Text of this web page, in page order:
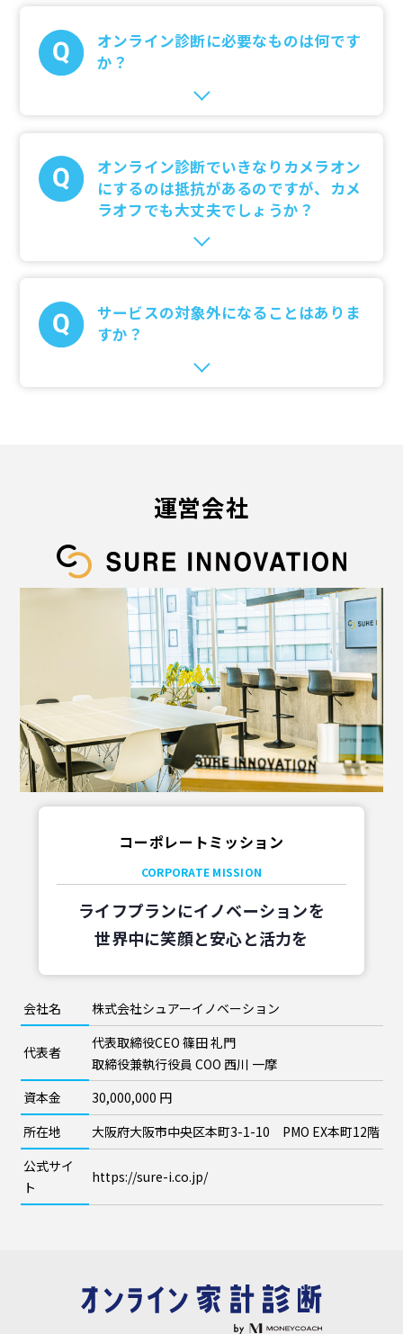
オンライン診断に必要なものは何です
か？
オンライン診断でいきなりカメラオン
にするのは抵抗があるのですが、カメ
ラオフでも大丈夫でしょうか？
サービスの対象外になることはありま
すか？
運営会社
コーポレートミッション
CORPORATE MISSION
ライフプランにイノベーションを
世界中に笑顔と安心と活力を
会社名 株式会社シュアーイノベーション
代表者
代表取締役CEO 篠田 礼門
取締役兼執行役員 COO 西川 一摩
資本金
30,000,000 円
所在地
大阪府大阪市中央区本町3-1-10 PMO EX本町12階
公式サイ
ト
https://sure-i.co.jp/